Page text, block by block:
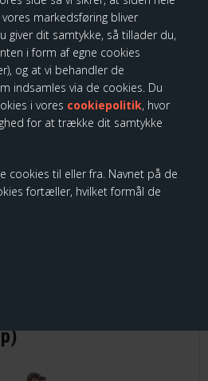
markedsføring bliver
giver dit samtykke, så tillader du,
i form af egne cookies
og at vi behandler de
indsamles via de cookies. Du
i vores cookiepolitik, hvor
for at trække dit samtykke
cookies til eller fra. Navnet på de
fortæller, hvilket formål de
KØBTE OGSÅ
- Bookish Beauty